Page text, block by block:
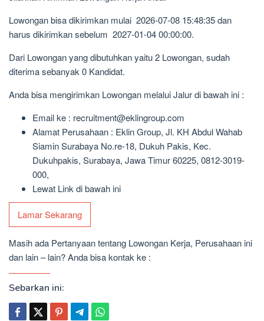
Lowongan bisa dikirimkan mulai 2026-07-08 15:48:35 dan
harus dikirimkan sebelum 2027-01-04 00:00:00.
Dari Lowongan yang dibutuhkan yaitu 2 Lowongan, sudah
diterima sebanyak 0 Kandidat.
Anda bisa mengirimkan Lowongan melalui Jalur di bawah ini :
Email ke : recruitment@eklingroup.com
Alamat Perusahaan : Eklin Group, Jl. KH Abdul Wahab
Siamin Surabaya No.re-18, Dukuh Pakis, Kec.
Dukuhpakis, Surabaya, Jawa Timur 60225, 0812-3019-
000,
Lewat Link di bawah ini
Lamar Sekarang
Masih ada Pertanyaan tentang Lowongan Kerja, Perusahaan ini
dan lain – lain? Anda bisa kontak ke :
Sebarkan ini: